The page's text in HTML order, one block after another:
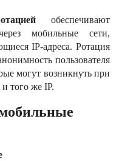
обеспечивают
мобильные сети,
IP-адреса. Ротация
пользователя
могут возникнуть при
того же IP.